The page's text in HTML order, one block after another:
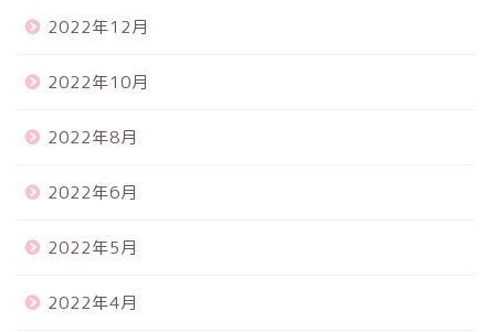
2022年12月
2022年10月
2022年8月
2022年6月
2022年5月
2022年4月